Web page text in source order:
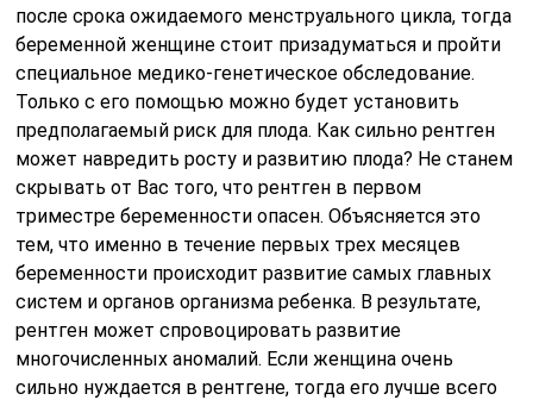
после срока ожидаемого менструального цикла, тогда
беременной женщине стоит призадуматься и пройти
специальное медико-генетическое обследование.
Только с его помощью можно будет установить
предполагаемый риск для плода. Как сильно рентген
может навредить росту и развитию плода? Не станем
скрывать от Вас того, что рентген в первом
триместре беременности опасен. Объясняется это
тем, что именно в течение первых трех месяцев
беременности происходит развитие самых главных
систем и органов организма ребенка. В результате,
рентген может спровоцировать развитие
многочисленных аномалий. Если женщина очень
сильно нуждается в рентгене, тогда его лучше всего